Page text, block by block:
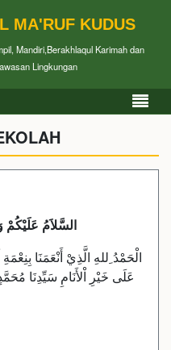
MA'RUF KUDUS
Mandiri,Berakhlaqul Karimah dan
Lingkungan
السَّلاَمُ عَلَيْكُمْ
الْحَمْدُ ِللهِ الَّذِيْ أَنْعَمَنَا
عَلَى خَيْرِ اْلأَنَامِ سَيِّدِنَا